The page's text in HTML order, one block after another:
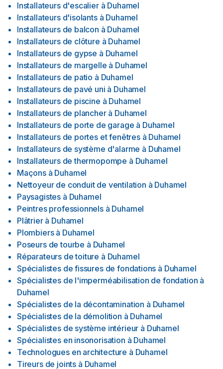
Installateurs d'escalier à Duhamel
Installateurs d'isolants à Duhamel
Installateurs de balcon à Duhamel
Installateurs de clôture à Duhamel
Installateurs de gypse à Duhamel
Installateurs de margelle à Duhamel
Installateurs de patio à Duhamel
Installateurs de pavé uni à Duhamel
Installateurs de piscine à Duhamel
Installateurs de plancher à Duhamel
Installateurs de porte de garage à Duhamel
Installateurs de portes et fenêtres à Duhamel
Installateurs de système d'alarme à Duhamel
Installateurs de thermopompe à Duhamel
Maçons à Duhamel
Nettoyeur de conduit de ventilation à Duhamel
Paysagistes à Duhamel
Peintres professionnels à Duhamel
Plâtrier à Duhamel
Plombiers à Duhamel
Poseurs de tourbe à Duhamel
Réparateurs de toiture à Duhamel
Spécialistes de fissures de fondations à Duhamel
Spécialistes de l'imperméabilisation de fondation à
Duhamel
Spécialistes de la décontamination à Duhamel
Spécialistes de la démolition à Duhamel
Spécialistes de système intérieur à Duhamel
Spécialistes en insonorisation à Duhamel
Technologues en architecture à Duhamel
Tireurs de joints à Duhamel